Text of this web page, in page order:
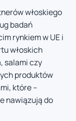
włoskiego
badań
rynkiem w UE i
włoskich
salami czy
produktów
które –
nawiązują do